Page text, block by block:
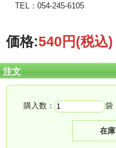
TEL：054-245-6105
価格:540円(税込)
注文
購入数： 袋
在庫